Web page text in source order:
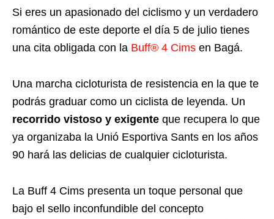
Si eres un apasionado del ciclismo y un verdadero
romántico de este deporte el día 5 de julio tienes
una cita obligada con la Buff® 4 Cims en Bagá.
Una marcha cicloturista de resistencia en la que te
podrás graduar como un ciclista de leyenda. Un
recorrido vistoso y exigente que recupera lo que
ya organizaba la Unió Esportiva Sants en los años
90 hará las delicias de cualquier cicloturista.
La Buff 4 Cims presenta un toque personal que
bajo el sello inconfundible del concepto